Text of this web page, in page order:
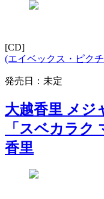
[CD]
(エイベックス・ピク
発売日：未定
大越香里 メジ
「スベカラク
香里